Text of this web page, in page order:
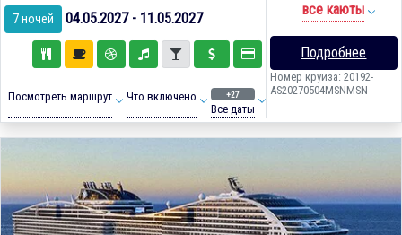
7 ночей 04.05.2027 - 11.05.2027
Посмотреть маршрут Что включено +27
Все даты
все каюты
Подробнее
Номер круиза: 20192-
AS20270504MSNMSN